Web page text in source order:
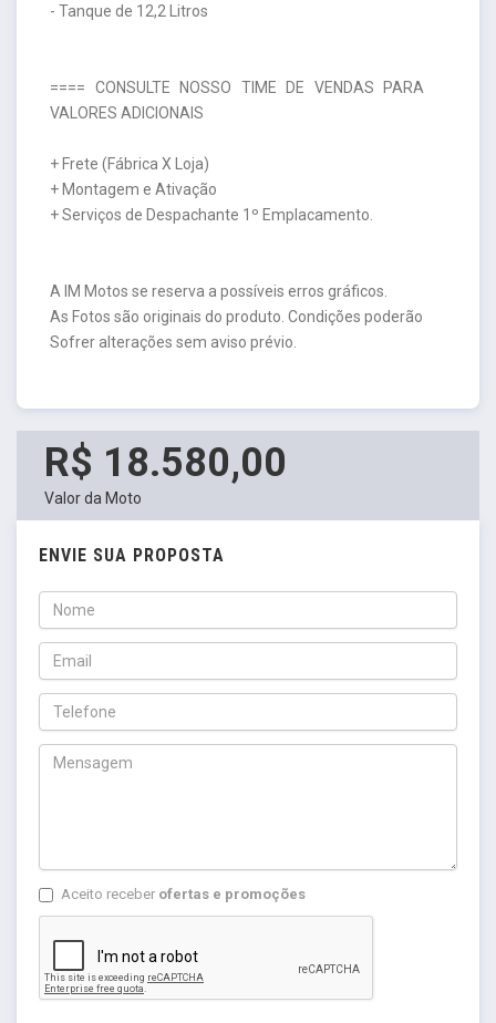
- Tanque de 12,2 Litros
==== CONSULTE NOSSO TIME DE VENDAS PARA
VALORES ADICIONAIS
+ Frete (Fábrica X Loja)
+ Montagem e Ativação
+ Serviços de Despachante 1º Emplacamento.
A IM Motos se reserva a possíveis erros gráficos.
As Fotos são originais do produto. Condições poderão
Sofrer alterações sem aviso prévio.
R$ 18.580,00
Valor da Moto
ENVIE SUA PROPOSTA
Aceito receber ofertas e promoções